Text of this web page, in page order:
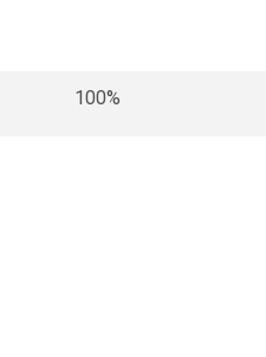
100%